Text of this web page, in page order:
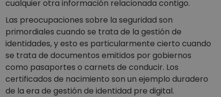
cualquier otra información relacionada contigo.
Las preocupaciones sobre la seguridad son
primordiales cuando se trata de la gestión de
identidades, y esto es particularmente cierto cuando
se trata de documentos emitidos por gobiernos
como pasaportes o carnets de conducir. Los
certificados de nacimiento son un ejemplo duradero
de la era de gestión de identidad pre digital.